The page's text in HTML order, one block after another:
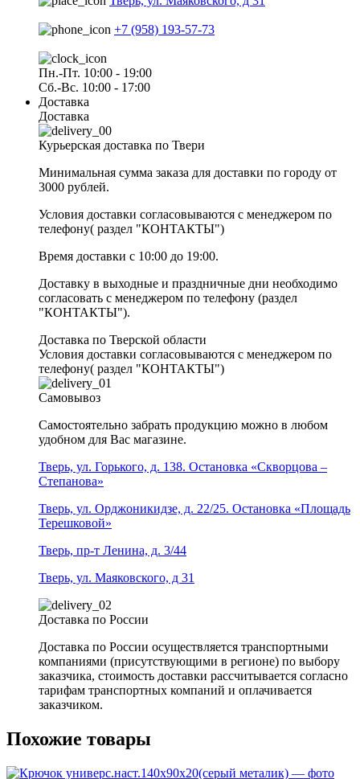
+7 (958) 193-57-73
Пн.-Пт. 10:00 - 19:00
Сб.-Вс. 10:00 - 17:00
Доставка
Доставка
Курьерская доставка по Твери
Минимальная сумма заказа для доставки по городу от
3000 рублей.
Условия доставки согласовываются с менеджером по
телефону( раздел "КОНТАКТЫ")
Время доставки с 10:00 до 19:00.
Доставку в выходные и праздничные дни необходимо
согласовать с менеджером по телефону (раздел
"КОНТАКТЫ").
Доставка по Тверской области
Условия доставки согласовываются с менеджером по
телефону( раздел "КОНТАКТЫ")
Самовывоз
Самостоятельно забрать продукцию можно в любом
удобном для Вас магазине.
Тверь, ул. Горького, д. 138. Остановка «Скворцова –
Степанова»
Тверь, ул. Орджоникидзе, д. 22/25. Остановка «Площадь
Терешковой»
Тверь, пр-т Ленина, д. 3/44
Тверь, ул. Маяковского, д 31
Доставка по России
Доставка по России осуществляется транспортными
компаниями (присутствующими в регионе) по выбору
заказчика, стоимость доставки рассчитывается согласно
тарифам транспортных компаний и оплачивается
заказчиком.
Похожие товары